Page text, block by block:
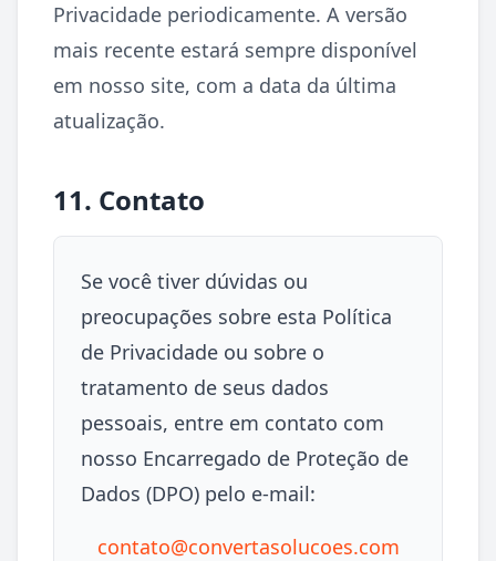
Privacidade periodicamente. A versão
mais recente estará sempre disponível
em nosso site, com a data da última
atualização.
11. Contato
Se você tiver dúvidas ou
preocupações sobre esta Política
de Privacidade ou sobre o
tratamento de seus dados
pessoais, entre em contato com
nosso Encarregado de Proteção de
Dados (DPO) pelo e-mail:
contato@convertasolucoes.com